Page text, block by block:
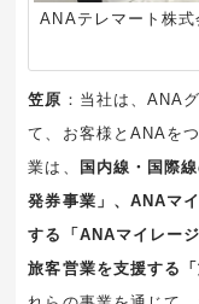
ANAテレマート株
笠原 ：当社は、ANA
て、お客様とANAを
業は、
国内線・国際
発券事業」、ANAマ
する「ANAマイレー
旅客営業を支援する